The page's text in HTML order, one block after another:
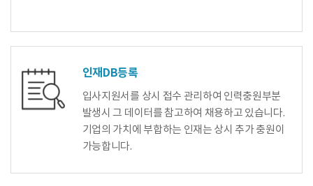
인재DB등록
입사지원서를 상시 접수 관리하여 인력충원부분
발생시 그 데이터를 참고하여 채용하고 있습니다.
기업의 가치에 부합하는 인재는 상시 추가 충원이
가능합니다.